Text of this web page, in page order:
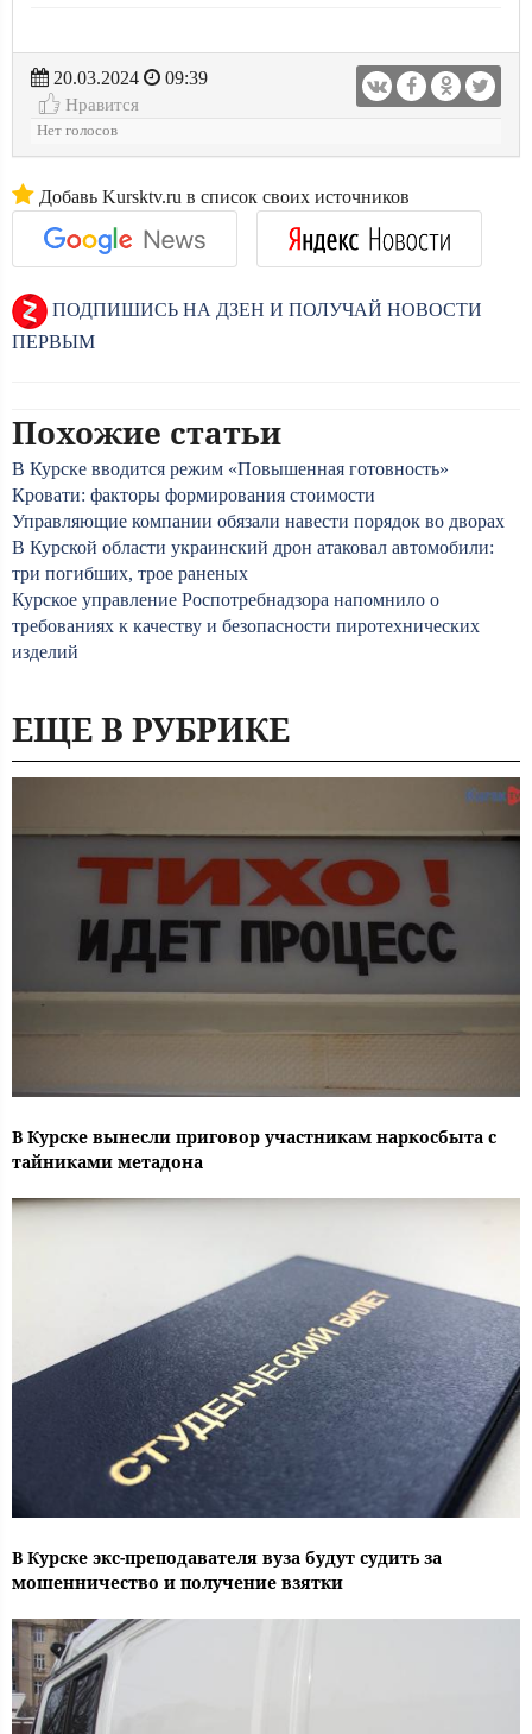
20.03.2024
09:39
Нравится
Нет голосов
Добавь Kursktv.ru в список своих источников
ПОДПИШИСЬ НА ДЗЕН И ПОЛУЧАЙ НОВОСТИ
ПЕРВЫМ
Похожие статьи
В Курске вводится режим «Повышенная готовность»
Кровати: факторы формирования стоимости
Управляющие компании обязали навести порядок во дворах
В Курской области украинский дрон атаковал автомобили:
три погибших, трое раненых
Курское управление Роспотребнадзора напомнило о
требованиях к качеству и безопасности пиротехнических
изделий
ЕЩЕ В РУБРИКЕ
В Курске вынесли приговор участникам наркосбыта с
тайниками метадона
В Курске экс-преподавателя вуза будут судить за
мошенничество и получение взятки